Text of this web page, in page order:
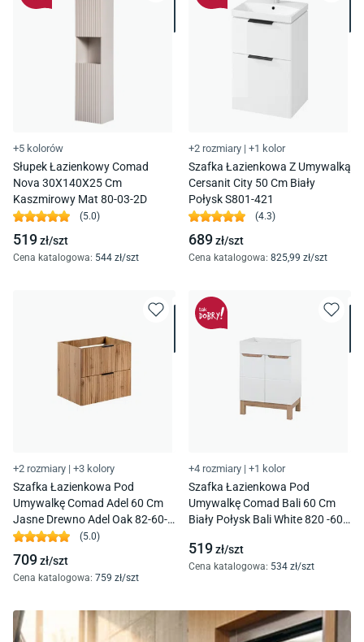
+5 kolorów
Słupek Łazienkowy Comad
Nova 30X140X25 Cm
Kaszmirowy Mat 80-03-2D
(5.0)
519zł/szt
Cena katalogowa: 544 zł/szt
+2 rozmiary | +1 kolor
Szafka Łazienkowa Z Umywalką
Cersanit City 50 Cm Biały
Połysk S801-421
(4.3)
689zł/szt
Cena katalogowa: 825,99 zł/szt
+2 rozmiary | +3 kolory
Szafka Łazienkowa Pod
Umywalkę Comad Adel 60 Cm
Jasne Drewno Adel Oak 82-60-
B-2S
(5.0)
709zł/szt
Cena katalogowa: 759 zł/szt
+4 rozmiary | +1 kolor
Szafka Łazienkowa Pod
Umywalkę Comad Bali 60 Cm
Biały Połysk Bali White 820 -60
519zł/szt
Cena katalogowa: 534 zł/szt